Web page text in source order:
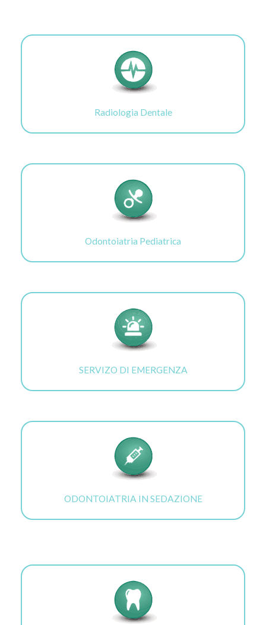
Radiologia Dentale
Odontoiatria Pediatrica
SERVIZO DI EMERGENZA
ODONTOIATRIA IN SEDAZIONE